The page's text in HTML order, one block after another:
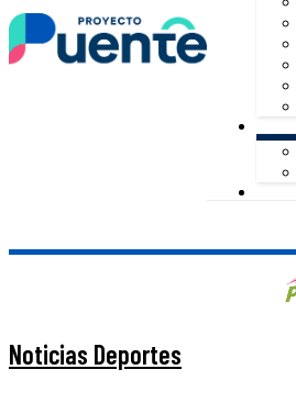
Noticias Deportes